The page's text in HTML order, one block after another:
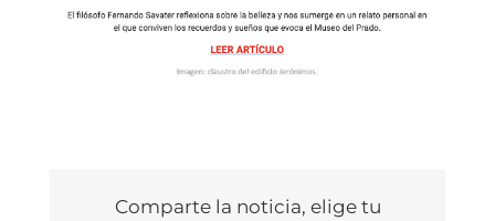
Comparte la noticia, elige tu